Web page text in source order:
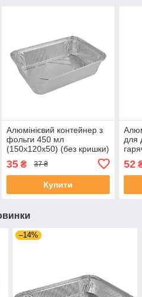
Алюмінієвий контейнер з
фольги 450 мл
(150х120х50) (без кришки)
35₴ 37 ₴
Купити
для
уп
52
–14%